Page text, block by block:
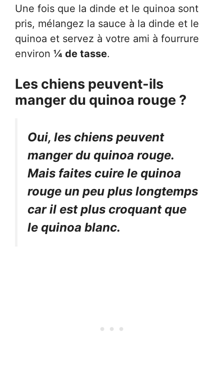
Une fois que la dinde et le quinoa sont
pris, mélangez la sauce à la dinde et le
quinoa et servez à votre ami à fourrure
environ ¼ de tasse.
Les chiens peuvent-ils
manger du quinoa rouge ?
Oui, les chiens peuvent
manger du quinoa rouge.
Mais faites cuire le quinoa
rouge un peu plus longtemps
car il est plus croquant que
le quinoa blanc.